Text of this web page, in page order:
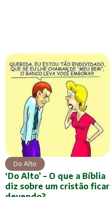
Do Alto
‘Do Alto’ – O que a Bíblia
diz sobre um cristão ficar